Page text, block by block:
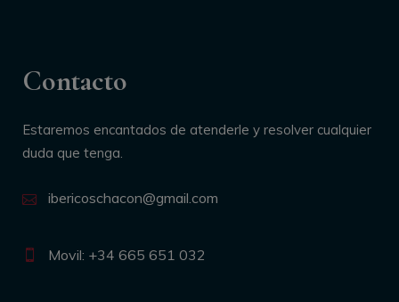
Contacto
Estaremos encantados de atenderle y resolver cualquier
duda que tenga.
ibericoschacon@gmail.com
Movil: +34 665 651 032